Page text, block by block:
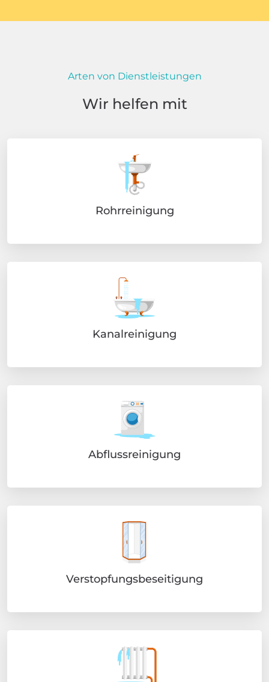
Arten von Dienstleistungen
Wir helfen mit
Rohrreinigung
Kanalreinigung
Abflussreinigung
Verstopfungsbeseitigung